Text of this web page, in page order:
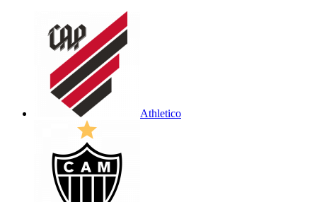
Athletico